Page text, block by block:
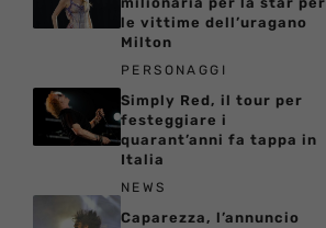
le vittime dell’uragano
Milton
PERSONAGGI
Simply Red, il tour per
festeggiare i
quarant’anni fa tappa in
Italia
NEWS
Caparezza, l’annuncio